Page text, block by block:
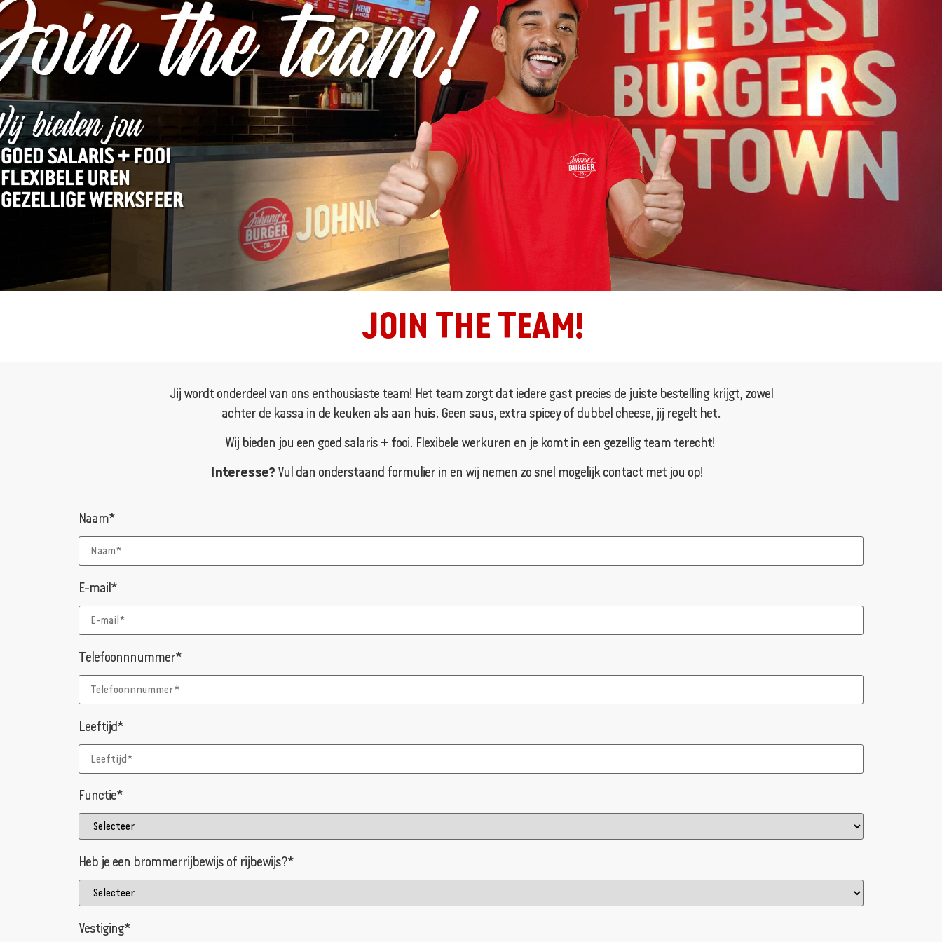
JOIN THE TEAM!
Jij wordt onderdeel van ons enthousiaste team! Het team zorgt dat iedere gast precies de juiste bestelling krijgt, zowel
achter de kassa in de keuken als aan huis. Geen saus, extra spicey of dubbel cheese, jij regelt het.
Wij bieden jou een goed salaris + fooi. Flexibele werkuren en je komt in een gezellig team terecht!
Interesse? Vul dan onderstaand formulier in en wij nemen zo snel mogelijk contact met jou op!
Naam*
E-mail*
Telefoonnnummer*
Leeftijd*
Functie*
Heb je een brommerrijbewijs of rijbewijs?*
Vestiging*